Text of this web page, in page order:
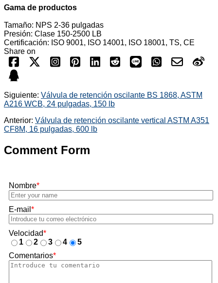
Gama de productos
Tamaño: NPS 2-36 pulgadas
Presión: Clase 150-2500 LB
Certificación: ISO 9001, ISO 14001, ISO 18001, TS, CE
Share on
Siguiente: Válvula de retención oscilante BS 1868, ASTM
A216 WCB, 24 pulgadas, 150 lb
Anterior: Válvula de retención oscilante vertical ASTM A351
CF8M, 16 pulgadas, 600 lb
Comment Form
Nombre*
E-mail *
Velocidad*
1
2 3 4
5
Comentarios*